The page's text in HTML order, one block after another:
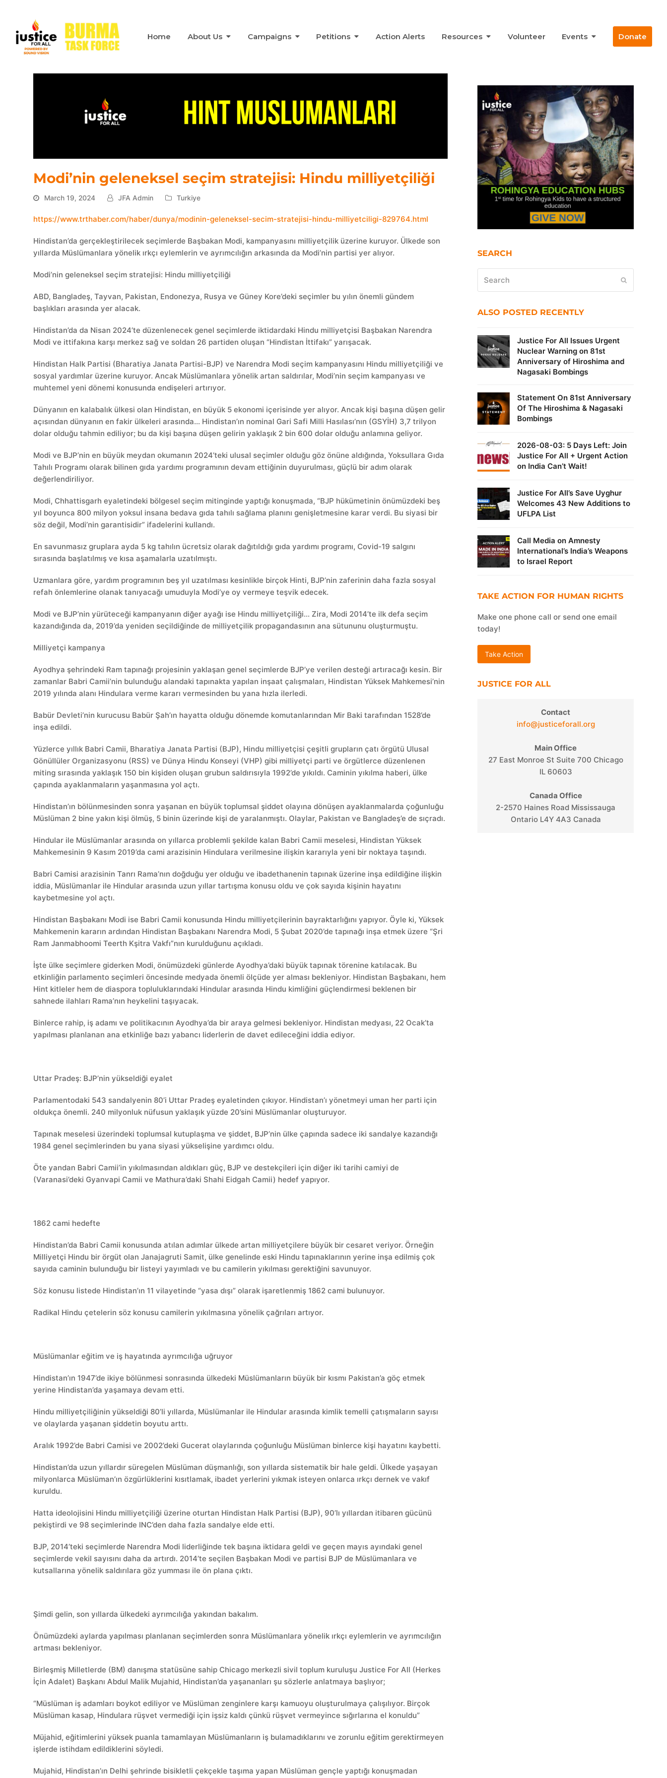
Home About Us Campaigns Petitions Action Alerts Resources Volunteer Events Donate
Modi’nin geleneksel seçim stratejisi: Hindu milliyetçiliği
March 19, 2024 JFA Admin Turkiye
https://www.trthaber.com/haber/dunya/modinin-geleneksel-secim-stratejisi-hindu-milliyetciligi-829764.html
Hindistan’da gerçekleştirilecek seçimlerde Başbakan Modi, kampanyasını milliyetçilik üzerine kuruyor. Ülkede son
yıllarda Müslümanlara yönelik ırkçı eylemlerin ve ayrımcılığın arkasında da Modi’nin partisi yer alıyor.
Modi’nin geleneksel seçim stratejisi: Hindu milliyetçiliği
ABD, Bangladeş, Tayvan, Pakistan, Endonezya, Rusya ve Güney Kore’deki seçimler bu yılın önemli gündem
başlıkları arasında yer alacak.
Hindistan’da da Nisan 2024’te düzenlenecek genel seçimlerde iktidardaki Hindu milliyetçisi Başbakan Narendra
Modi ve ittifakına karşı merkez sağ ve soldan 26 partiden oluşan “Hindistan İttifakı” yarışacak.
Hindistan Halk Partisi (Bharatiya Janata Partisi-BJP) ve Narendra Modi seçim kampanyasını Hindu milliyetçiliği ve
sosyal yardımlar üzerine kuruyor. Ancak Müslümanlara yönelik artan saldırılar, Modi’nin seçim kampanyası ve
muhtemel yeni dönemi konusunda endişeleri artırıyor.
Dünyanın en kalabalık ülkesi olan Hindistan, en büyük 5 ekonomi içerisinde yer alıyor. Ancak kişi başına düşen gelir
açısından dünyanın en fakir ülkeleri arasında… Hindistan’ın nominal Gari Safi Milli Hasılası’nın (GSYİH) 3,7 trilyon
dolar olduğu tahmin ediliyor; bu da kişi başına düşen gelirin yaklaşık 2 bin 600 dolar olduğu anlamına geliyor.
Modi ve BJP’nin en büyük meydan okumanın 2024’teki ulusal seçimler olduğu göz önüne aldığında, Yoksullara Gıda
Tahılı Programı olarak bilinen gıda yardımı programının devam ettiğinin duyurulması, güçlü bir adım olarak
değerlendiriliyor.
Modi, Chhattisgarh eyaletindeki bölgesel seçim mitinginde yaptığı konuşmada, “BJP hükümetinin önümüzdeki beş
yıl boyunca 800 milyon yoksul insana bedava gıda tahılı sağlama planını genişletmesine karar verdi. Bu siyasi bir
söz değil, Modi’nin garantisidir” ifadelerini kullandı.
En savunmasız gruplara ayda 5 kg tahılın ücretsiz olarak dağıtıldığı gıda yardımı programı, Covid-19 salgını
sırasında başlatılmış ve kısa aşamalarla uzatılmıştı.
Uzmanlara göre, yardım programının beş yıl uzatılması kesinlikle birçok Hinti, BJP’nin zaferinin daha fazla sosyal
refah önlemlerine olanak tanıyacağı umuduyla Modi’ye oy vermeye teşvik edecek.
Modi ve BJP’nin yürüteceği kampanyanın diğer ayağı ise Hindu milliyetçiliği… Zira, Modi 2014’te ilk defa seçim
kazandığında da, 2019’da yeniden seçildiğinde de milliyetçilik propagandasının ana sütununu oluşturmuştu.
Milliyetçi kampanya
Ayodhya şehrindeki Ram tapınağı projesinin yaklaşan genel seçimlerde BJP’ye verilen desteği artıracağı kesin. Bir
zamanlar Babri Camii’nin bulunduğu alandaki tapınakta yapılan inşaat çalışmaları, Hindistan Yüksek Mahkemesi’nin
2019 yılında alanı Hindulara verme kararı vermesinden bu yana hızla ilerledi.
Babür Devleti’nin kurucusu Babür Şah’ın hayatta olduğu dönemde komutanlarından Mir Baki tarafından 1528’de
inşa edildi.
Yüzlerce yıllık Babri Camii, Bharatiya Janata Partisi (BJP), Hindu milliyetçisi çeşitli grupların çatı örgütü Ulusal
Gönüllüler Organizasyonu (RSS) ve Dünya Hindu Konseyi (VHP) gibi milliyetçi parti ve örgütlerce düzenlenen
miting sırasında yaklaşık 150 bin kişiden oluşan grubun saldırısıyla 1992’de yıkıldı. Caminin yıkılma haberi, ülke
çapında ayaklanmaların yaşanmasına yol açtı.
Hindistan’ın bölünmesinden sonra yaşanan en büyük toplumsal şiddet olayına dönüşen ayaklanmalarda çoğunluğu
Müslüman 2 bine yakın kişi ölmüş, 5 binin üzerinde kişi de yaralanmıştı. Olaylar, Pakistan ve Bangladeş’e de sıçradı.
Hindular ile Müslümanlar arasında on yıllarca problemli şekilde kalan Babri Camii meselesi, Hindistan Yüksek
Mahkemesinin 9 Kasım 2019’da cami arazisinin Hindulara verilmesine ilişkin kararıyla yeni bir noktaya taşındı.
Babri Camisi arazisinin Tanrı Rama’nın doğduğu yer olduğu ve ibadethanenin tapınak üzerine inşa edildiğine ilişkin
iddia, Müslümanlar ile Hindular arasında uzun yıllar tartışma konusu oldu ve çok sayıda kişinin hayatını
kaybetmesine yol açtı.
Hindistan Başbakanı Modi ise Babri Camii konusunda Hindu milliyetçilerinin bayraktarlığını yapıyor. Öyle ki, Yüksek
Mahkemenin kararın ardından Hindistan Başbakanı Narendra Modi, 5 Şubat 2020’de tapınağı inşa etmek üzere “Şri
Ram Janmabhoomi Teerth Kşitra Vakfı”nın kurulduğunu açıkladı.
İşte ülke seçimlere giderken Modi, önümüzdeki günlerde Ayodhya’daki büyük tapınak törenine katılacak. Bu
etkinliğin parlamento seçimleri öncesinde medyada önemli ölçüde yer alması bekleniyor. Hindistan Başbakanı, hem
Hint kitleler hem de diaspora topluluklarındaki Hindular arasında Hindu kimliğini güçlendirmesi beklenen bir
sahnede ilahları Rama’nın heykelini taşıyacak.
Binlerce rahip, iş adamı ve politikacının Ayodhya’da bir araya gelmesi bekleniyor. Hindistan medyası, 22 Ocak’ta
yapılması planlanan ana etkinliğe bazı yabancı liderlerin de davet edileceğini iddia ediyor.
Uttar Pradeş: BJP’nin yükseldiği eyalet
Parlamentodaki 543 sandalyenin 80’i Uttar Pradeş eyaletinden çıkıyor. Hindistan’ı yönetmeyi uman her parti için
oldukça önemli. 240 milyonluk nüfusun yaklaşık yüzde 20’sini Müslümanlar oluşturuyor.
Tapınak meselesi üzerindeki toplumsal kutuplaşma ve şiddet, BJP’nin ülke çapında sadece iki sandalye kazandığı
1984 genel seçimlerinden bu yana siyasi yükselişine yardımcı oldu.
Öte yandan Babri Camii’in yıkılmasından aldıkları güç, BJP ve destekçileri için diğer iki tarihi camiyi de
(Varanasi’deki Gyanvapi Camii ve Mathura’daki Shahi Eidgah Camii) hedef yapıyor.
1862 cami hedefte
Hindistan’da Babri Camii konusunda atılan adımlar ülkede artan milliyetçilere büyük bir cesaret veriyor. Örneğin
Milliyetçi Hindu bir örgüt olan Janajagruti Samit, ülke genelinde eski Hindu tapınaklarının yerine inşa edilmiş çok
sayıda caminin bulunduğu bir listeyi yayımladı ve bu camilerin yıkılması gerektiğini savunuyor.
Söz konusu listede Hindistan’ın 11 vilayetinde “yasa dışı” olarak işaretlenmiş 1862 cami bulunuyor.
Radikal Hindu çetelerin söz konusu camilerin yıkılmasına yönelik çağrıları artıyor.
Müslümanlar eğitim ve iş hayatında ayrımcılığa uğruyor
Hindistan’ın 1947’de ikiye bölünmesi sonrasında ülkedeki Müslümanların büyük bir kısmı Pakistan’a göç etmek
yerine Hindistan’da yaşamaya devam etti.
Hindu milliyetçiliğinin yükseldiği 80’li yıllarda, Müslümanlar ile Hindular arasında kimlik temelli çatışmaların sayısı
ve olaylarda yaşanan şiddetin boyutu arttı.
Aralık 1992’de Babri Camisi ve 2002’deki Gucerat olaylarında çoğunluğu Müslüman binlerce kişi hayatını kaybetti.
Hindistan’da uzun yıllardır süregelen Müslüman düşmanlığı, son yıllarda sistematik bir hale geldi. Ülkede yaşayan
milyonlarca Müslüman’ın özgürlüklerini kısıtlamak, ibadet yerlerini yıkmak isteyen onlarca ırkçı dernek ve vakıf
kuruldu.
Hatta ideolojisini Hindu milliyetçiliği üzerine oturtan Hindistan Halk Partisi (BJP), 90’lı yıllardan itibaren gücünü
pekiştirdi ve 98 seçimlerinde INC’den daha fazla sandalye elde etti.
BJP, 2014’teki seçimlerde Narendra Modi liderliğinde tek başına iktidara geldi ve geçen mayıs ayındaki genel
seçimlerde vekil sayısını daha da artırdı. 2014’te seçilen Başbakan Modi ve partisi BJP de Müslümanlara ve
kutsallarına yönelik saldırılara göz yumması ile ön plana çıktı.
Şimdi gelin, son yıllarda ülkedeki ayrımcılığa yakından bakalım.
Önümüzdeki aylarda yapılması planlanan seçimlerden sonra Müslümanlara yönelik ırkçı eylemlerin ve ayrımcılığın
artması bekleniyor.
Birleşmiş Milletlerde (BM) danışma statüsüne sahip Chicago merkezli sivil toplum kuruluşu Justice For All (Herkes
İçin Adalet) Başkanı Abdul Malik Mujahid, Hindistan’da yaşananları şu sözlerle anlatmaya başlıyor;
“Müslüman iş adamları boykot ediliyor ve Müslüman zenginlere karşı kamuoyu oluşturulmaya çalışılıyor. Birçok
Müslüman kasap, Hindulara rüşvet vermediği için işsiz kaldı çünkü rüşvet vermeyince sığırlarına el konuldu”
Müjahid, eğitimlerini yüksek puanla tamamlayan Müslümanların iş bulamadıklarını ve zorunlu eğitim gerektirmeyen
işlerde istihdam edildiklerini söyledi.
Mujahid, Hindistan’ın Delhi şehrinde bisikletli çekçekle taşıma yapan Müslüman gençle yaptığı konuşmadan
SEARCH
ALSO POSTED RECENTLY
Justice For All Issues Urgent
Nuclear Warning on 81st
Anniversary of Hiroshima and
Nagasaki Bombings
Statement On 81st Anniversary
Of The Hiroshima & Nagasaki
Bombings
2026-08-03: 5 Days Left: Join
Justice For All + Urgent Action
on India Can’t Wait!
Justice For All’s Save Uyghur
Welcomes 43 New Additions to
UFLPA List
Call Media on Amnesty
International’s India’s Weapons
to Israel Report
TAKE ACTION FOR HUMAN RIGHTS
Make one phone call or send one email
today!
Take Action
JUSTICE FOR ALL
Contact
info@justiceforall.org
Main Office
27 East Monroe St Suite 700 Chicago
IL 60603
Canada Office
2-2570 Haines Road Mississauga
Ontario L4Y 4A3 Canada